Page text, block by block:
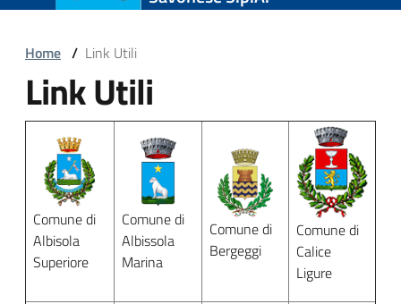
block-
brandingdelsito
sito
Block
it-
block-
italiagov-
breadcrumbs
Home / Link Utili
Block
it-
block-
italiagov-
page-
title
Link Utili
Block
it-
block-
italiagov-
content
Comune di
Albisola
Superiore
Comune di
Albissola
Marina
Comune di
Bergeggi
Comune di
Calice
Ligure